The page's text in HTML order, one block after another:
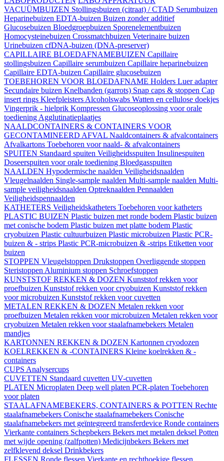
VACUÜMBUIZEN Stollingsbuizen (citraat) / CTAD Serumbuizen
Heparinebuizen EDTA-buizen Buizen zonder additief
Glucosebuizen Bloedgroepbuizen Sporenelementbuizen
Homocysteinebuizen Crossmatchbuizen Veterinaire buizen
Urinebuizen cfDNA-buizen (DNA-preserver)
CAPILLAIRE BLOEDAFNAMEBUIZEN Capillaire
stollingsbuizen Capillaire serumbuizen Capillaire heparinebuizen
Capillaire EDTA-buizen Capillaire glucosebuizen
TOEBEHOREN VOOR BLOEDAFNAME Holders Luer adapter
Secundaire buizen Knelbanden (garrots) Snap caps & stoppen Cap
insert rings Kleefpleisters Alcoholswabs Watten en cellulose doekjes
Vingerprik - hielprik Kompressen Glucoseoplossing voor orale
toediening Agglutinatieplaatjes
NAALDCONTAINERS & CONTAINERS VOOR
GECONTAMINEERD AFVAL Naaldcontainers & afvalcontainers
Afvalkartons Toebehoren voor naald- & afvalcontainers
SPUITEN Standaard spuiten Veiligheidsspuiten Insulinespuiten
Doseerspuiten voor orale toediening Bloedgasspuiten
NAALDEN Hypodermische naalden Veiligheidsnaalden
Vleugelnaalden Single-sample naalden Multi-sample naalden Multi-
sample veiligheidsnaalden Optreknaalden Pennaalden
Veiligheidspennaalden
KATHETERS Veiligheidskatheters Toebehoren voor katheters
PLASTIC BUIZEN Plastic buizen met ronde bodem Plastic buizen
met conische bodem Plastic buizen met platte bodem Plastic
cryobuizen Plastic cultuurbuizen Plastic microbuizen Plastic PCR-
buizen & - strips Plastic PCR-microbuizen & -strips Etiketten voor
buizen
STOPPEN Vleugelstoppen Drukstoppen Overliggende stoppen
Steristoppen Aluminium stoppen Schroefstoppen
KUNSTSTOF REKKEN & DOZEN Kunststof rekken voor
proefbuizen Kunststof rekken voor cryobuizen Kunststof rekken
voor microbuizen Kunststof rekken voor cuvetten
METALEN REKKEN & DOZEN Metalen rekken voor
proefbuizen Metalen rekken voor microbuizen Metalen rekken voor
cryobuizen Metalen rekken voor staalafnamebekers Metalen
mandjes
KARTONNEN REKKEN & DOZEN Kartonnen cryodozen
KOELREKKEN & -CONTAINERS Kleine koelrekken & -
containers
CUPS Analysercups
CUVETTEN Standaard cuvetten UV-cuvetten
PLATEN Microplaten Deep well platen PCR-platen Toebehoren
voor platen
STAALAFNAMEBEKERS, CONTAINERS & POTTEN Rechte
staalafnamebekers Conische staalafnamebekers Conische
staalafnamebekers met geïntegreerd transferdevice Ronde containers
Vierkante containers Schepbekers Bekers met metalen deksel Potten
met wijde opening (zalfpotten) Medicijnbekers Bekers met
zelfklevend deksel Drinkbekers